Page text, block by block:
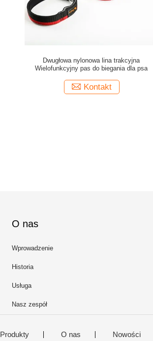
Dwugłowa nylonowa lina trakcyjna
Wielofunkcyjny pas do biegania dla psa
Kontakt
O nas
Wprowadzenie
Historia
Usługa
Nasz zespół
Produkty O nas Nowości